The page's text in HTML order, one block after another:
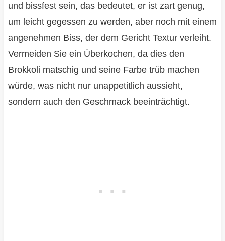
und bissfest sein, das bedeutet, er ist zart genug,
um leicht gegessen zu werden, aber noch mit einem
angenehmen Biss, der dem Gericht Textur verleiht.
Vermeiden Sie ein Überkochen, da dies den
Brokkoli matschig und seine Farbe trüb machen
würde, was nicht nur unappetitlich aussieht,
sondern auch den Geschmack beeinträchtigt.